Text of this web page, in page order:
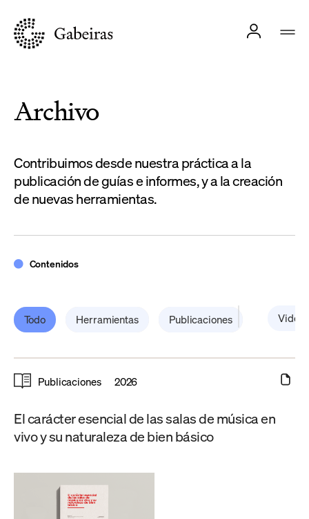
Archivo
Contribuimos desde nuestra práctica a la
publicación de guías e informes, y a la creación
de nuevas herramientas.
Contenidos
Todo Herramientas Publicaciones Videos
Publicaciones 2026
El carácter esencial de las salas de música en
vivo y su naturaleza de bien básico